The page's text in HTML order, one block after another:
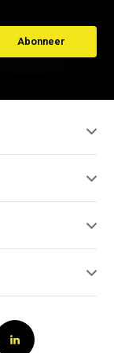
Abonneer